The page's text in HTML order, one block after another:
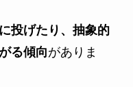
投げたり、抽象的
る傾向がありま